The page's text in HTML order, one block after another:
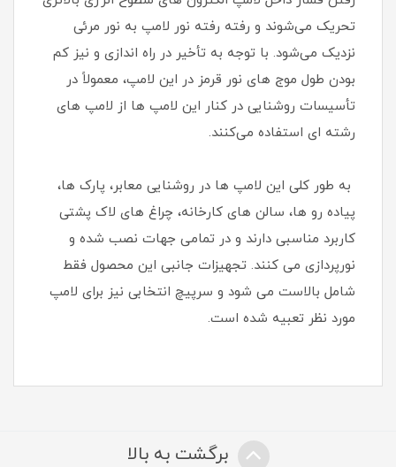
تحریک می‌شوند و رفته‌ رفته نور لامپ به نور مرئی
نزدیک می‌شود. با توجه به تأخیر در راه‌ اندازی و نیز کم‌
بودن طول موج‌ های نور قرمز در این لامپ، معمولاً در
تأسیسات روشنایی در کنار این لامپ‌ ها از لامپ‌ های
رشته‌ ای استفاده می‌کنند.
به طور کلی این لامپ ها در روشنایی معابر، پارک ها،
پیاده رو ها، سالن های کارخانه، چراغ های لاک پشتی
کاربرد مناسبی دارند و در تمامی جهات نصب شده و
نورپردازی می کنند. تجهیزات جانبی این محصول فقط
شامل بالاست می شود و سرپیچ انتخابی نیز برای لامپ
مورد نظر تعبیه شده است.
برگشت به بالا